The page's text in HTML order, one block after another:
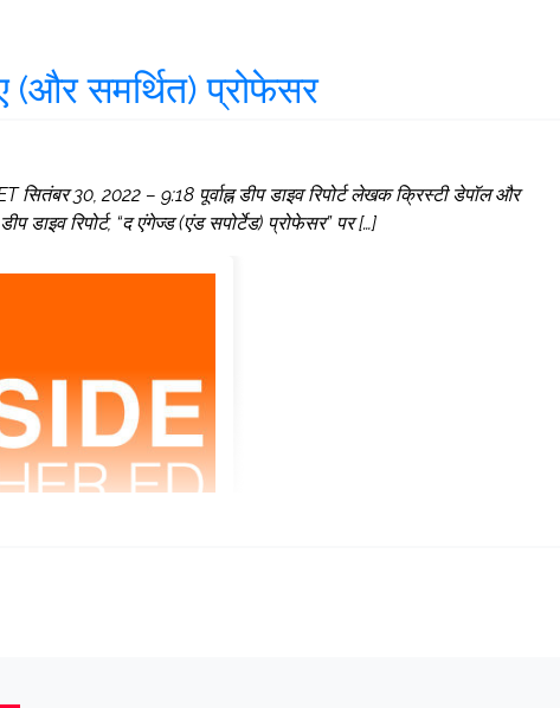
समर्थित) प्रोफेसर
30, 2022 – 9:18 पूर्वाह्न डीप डाइव रिपोर्ट लेखक क्रिस्टी डेपॉल और
रिपोर्ट, “द एंगेज्ड (एंड सपोर्टेड) ​​प्रोफेसर” पर […]